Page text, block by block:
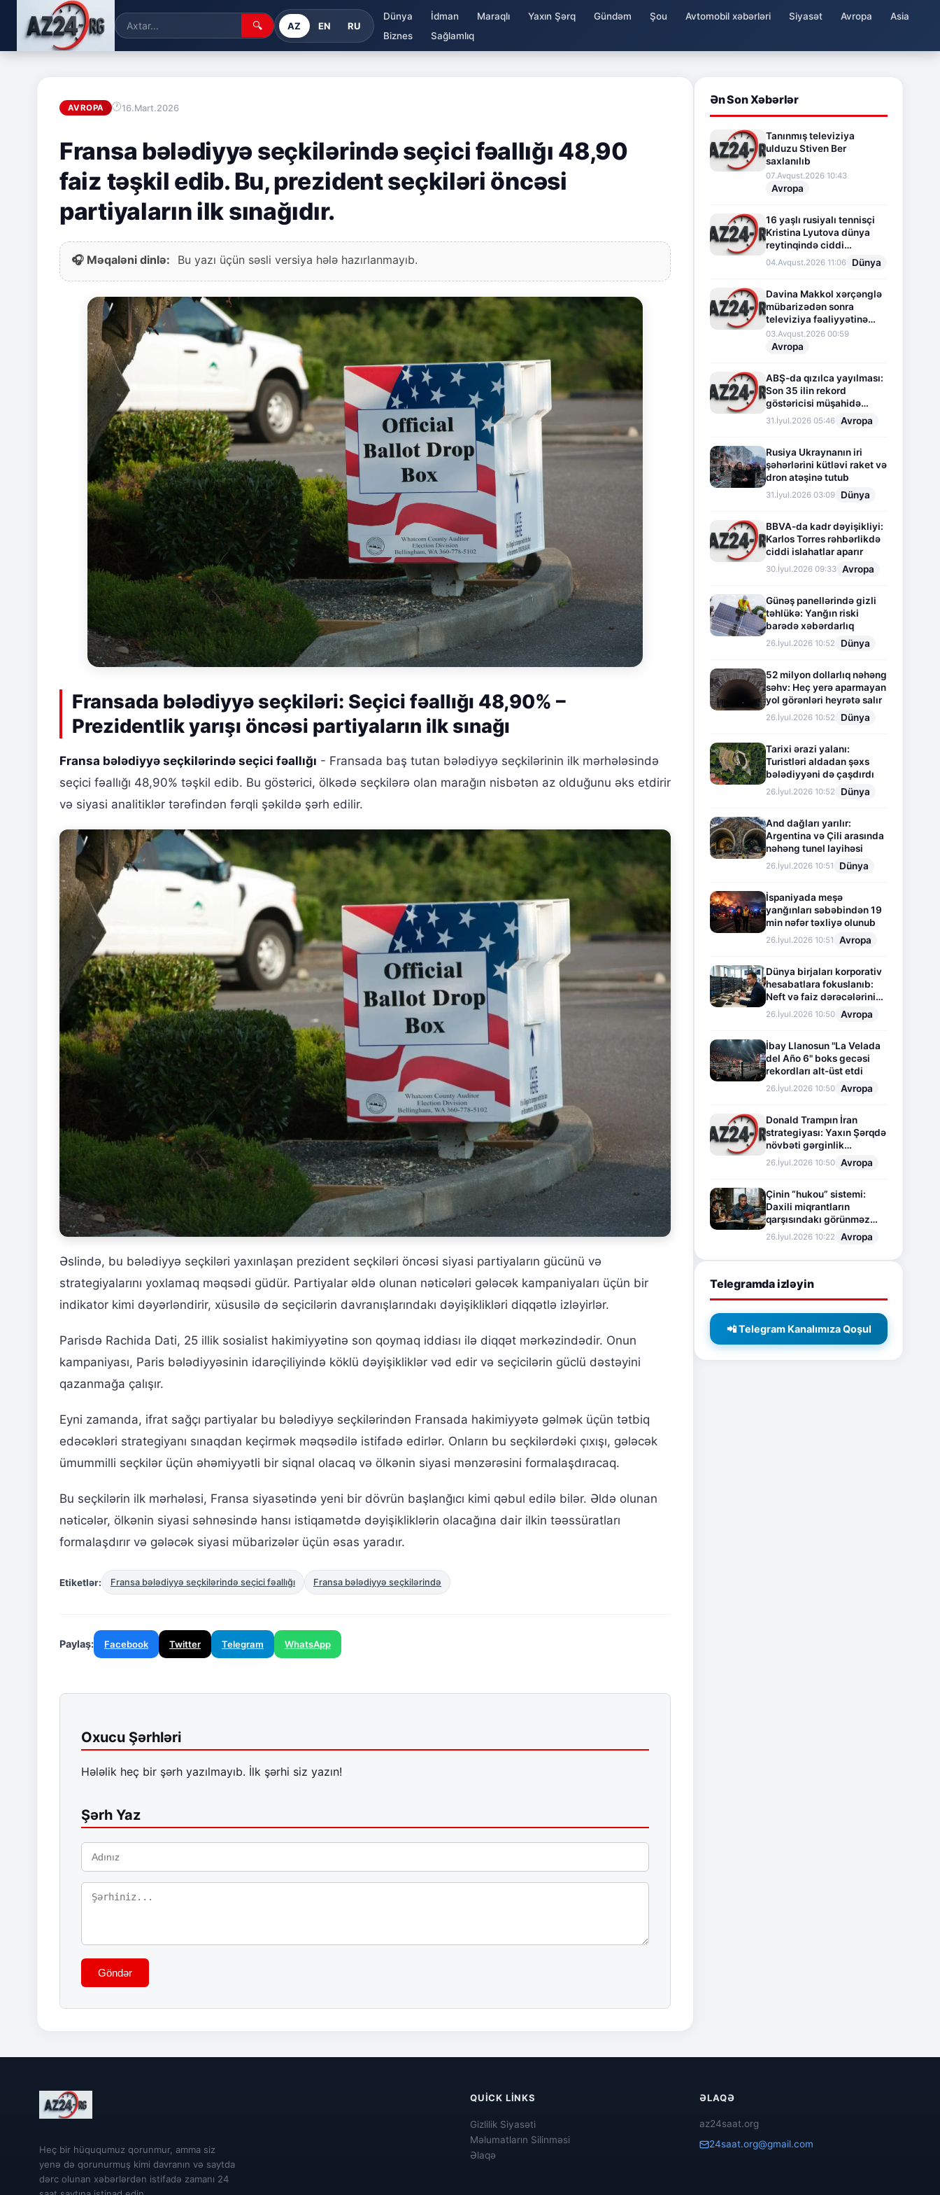
🔍 AZ EN RU
Dünya İdman Maraqlı Yaxın Şərq Gündəm Şou Avtomobil xəbərləri Siyasət Avropa
Asia
Biznes
Sağlamlıq
AVROPA 16.Mart.2026
Fransa bələdiyyə seçkilərində seçici fəallığı 48,90
faiz təşkil edib. Bu, prezident seçkiləri öncəsi
partiyaların ilk sınağıdır.
🎧 Məqaləni dinlə: Bu yazı üçün səsli versiya hələ hazırlanmayıb.
Fransada bələdiyyə seçkiləri: Seçici fəallığı 48,90% –
Prezidentlik yarışı öncəsi partiyaların ilk sınağı
Fransa bələdiyyə seçkilərində seçici fəallığı - Fransada baş tutan bələdiyyə seçkilərinin ilk mərhələsində
seçici fəallığı 48,90% təşkil edib. Bu göstərici, ölkədə seçkilərə olan marağın nisbətən az olduğunu əks etdirir
və siyasi analitiklər tərəfindən fərqli şəkildə şərh edilir.
Əslində, bu bələdiyyə seçkiləri yaxınlaşan prezident seçkiləri öncəsi siyasi partiyaların gücünü və
strategiyalarını yoxlamaq məqsədi güdür. Partiyalar əldə olunan nəticələri gələcək kampaniyaları üçün bir
indikator kimi dəyərləndirir, xüsusilə də seçicilərin davranışlarındakı dəyişiklikləri diqqətlə izləyirlər.
Parisdə Rachida Dati, 25 illik sosialist hakimiyyətinə son qoymaq iddiası ilə diqqət mərkəzindədir. Onun
kampaniyası, Paris bələdiyyəsinin idarəçiliyində köklü dəyişikliklər vəd edir və seçicilərin güclü dəstəyini
qazanmağa çalışır.
Eyni zamanda, ifrat sağçı partiyalar bu bələdiyyə seçkilərindən Fransada hakimiyyətə gəlmək üçün tətbiq
edəcəkləri strategiyanı sınaqdan keçirmək məqsədilə istifadə edirlər. Onların bu seçkilərdəki çıxışı, gələcək
ümummilli seçkilər üçün əhəmiyyətli bir siqnal olacaq və ölkənin siyasi mənzərəsini formalaşdıracaq.
Bu seçkilərin ilk mərhələsi, Fransa siyasətində yeni bir dövrün başlanğıcı kimi qəbul edilə bilər. Əldə olunan
nəticələr, ölkənin siyasi səhnəsində hansı istiqamətdə dəyişikliklərin olacağına dair ilkin təəssüratları
formalaşdırır və gələcək siyasi mübarizələr üçün əsas yaradır.
Etiketlər: Fransa bələdiyyə seçkilərində seçici fəallığı Fransa bələdiyyə seçkilərində
Paylaş: Facebook Twitter Telegram WhatsApp
Oxucu Şərhləri
Hələlik heç bir şərh yazılmayıb. İlk şərhi siz yazın!
Şərh Yaz
Göndər
Ən Son Xəbərlər
Tanınmış televiziya
ulduzu Stiven Ber
saxlanılıb
07.Avqust.2026 10:43
Avropa
16 yaşlı rusiyalı tennisçi
Kristina Lyutova dünya
reytinqində ciddi
irəliləyişə imza atdı
04.Avqust.2026 11:06 Dünya
Davina Makkol xərçənglə
mübarizədən sonra
televiziya fəaliyyətinə
fasilə verir
03.Avqust.2026 00:59
Avropa
ABŞ-da qızılca yayılması:
Son 35 ilin rekord
göstəricisi müşahidə
olunur
31.İyul.2026 05:46 Avropa
Rusiya Ukraynanın iri
şəhərlərini kütləvi raket və
dron atəşinə tutub
31.İyul.2026 03:09 Dünya
BBVA-da kadr dəyişikliyi:
Karlos Torres rəhbərlikdə
ciddi islahatlar aparır
30.İyul.2026 09:33 Avropa
Günəş panellərində gizli
təhlükə: Yanğın riski
barədə xəbərdarlıq
26.İyul.2026 10:52 Dünya
52 milyon dollarlıq nəhəng
səhv: Heç yerə aparmayan
yol görənləri heyrətə salır
26.İyul.2026 10:52 Dünya
Tarixi ərazi yalanı:
Turistləri aldadan şəxs
bələdiyyəni də çaşdırdı
26.İyul.2026 10:52 Dünya
And dağları yarılır:
Argentina və Çili arasında
nəhəng tunel layihəsi
26.İyul.2026 10:51 Dünya
İspaniyada meşə
yanğınları səbəbindən 19
min nəfər təxliyə olunub
26.İyul.2026 10:51 Avropa
Dünya birjaları korporativ
hesabatlara fokuslanıb:
Neft və faiz dərəcələrinin
təsiri altında cari vəziyyət
26.İyul.2026 10:50 Avropa
İbay Llanosun "La Velada
del Año 6" boks gecəsi
rekordları alt-üst etdi
26.İyul.2026 10:50 Avropa
Donald Trampın İran
strategiyası: Yaxın Şərqdə
növbəti gərginlik
mərhələsi
26.İyul.2026 10:50 Avropa
Çinin “hukou” sistemi:
Daxili miqrantların
qarşısındakı görünməz
sədd
26.İyul.2026 10:22 Avropa
Telegramda izləyin
📲 Telegram Kanalımıza Qoşul
Heç bir hüququmuz qorunmur, amma siz
yenə də qorunurmuş kimi davranın və saytda
dərc olunan xəbərlərdən istifadə zamanı 24
QUICK LINKS
Gizlilik Siyasəti
Məlumatların Silinməsi
Əlaqə
ƏLAQƏ
az24saat.org
24saat.org@gmail.com